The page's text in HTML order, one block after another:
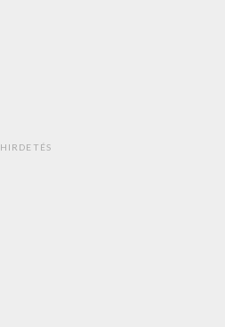
HIRDETÉS